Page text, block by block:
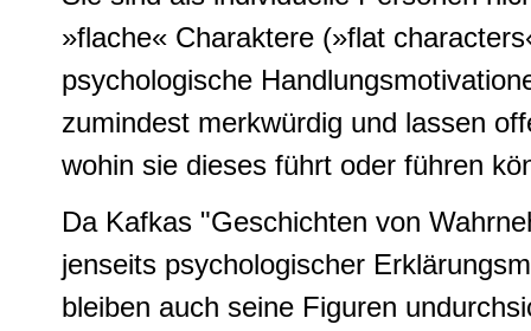
»flache« Charaktere (»flat characters
psychologische
zumindest merkwürdig und lassen
wohin sie dieses führt oder führen
Da Kafkas "Geschichten von
jenseits psychologischer
bleiben auch seine Figuren